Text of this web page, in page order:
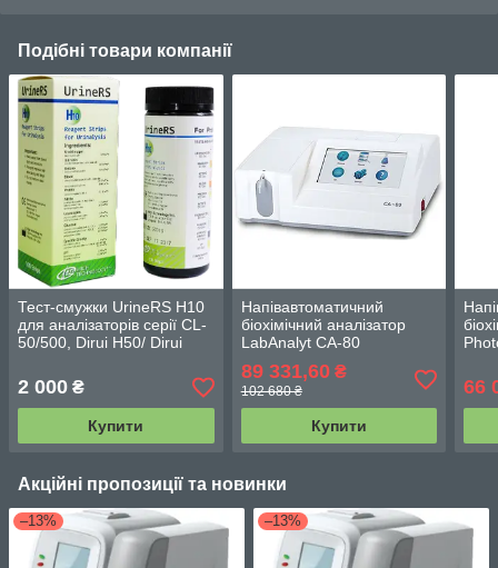
Подібні товари компанії
Тест-смужки UrineRS Н10
для аналізаторів серії CL-
50/500, Dirui H50/ Dirui
2 000 ₴
Купити
Напівавтоматичний
біохімічний аналізатор
LabAnalyt СА-80
89 331,60₴
102 680 ₴
Купити
66
Акційні пропозиції та новинки
–13% –13%